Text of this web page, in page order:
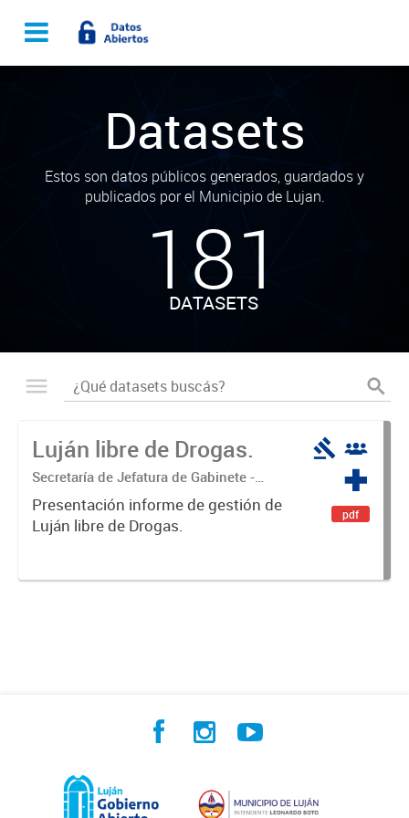
Datasets
Estos son datos públicos generados, guardados y
publicados por el Municipio de Lujan.
181
DATASETS
Luján libre de Drogas.
Secretaría de Jefatura de Gabinete -
Coordinación Luján Libre de Drogas
Presentación informe de gestión de
Luján libre de Drogas.
pdf